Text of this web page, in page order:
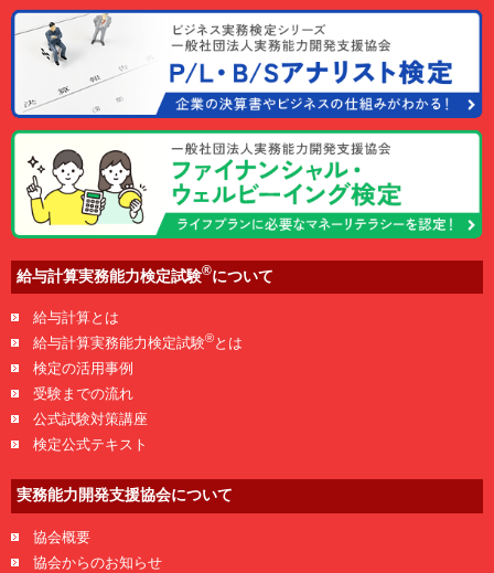
給与計算実務能力検定試験®について
給与計算とは
給与計算実務能力検定試験®とは
検定の活用事例
受験までの流れ
公式試験対策講座
検定公式テキスト
実務能力開発支援協会について
協会概要
協会からのお知らせ